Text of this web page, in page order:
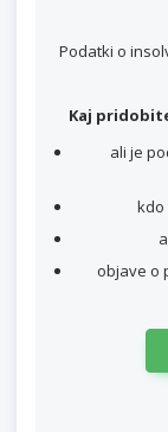
Podatki o
Kaj
ali je
kdo
objave o